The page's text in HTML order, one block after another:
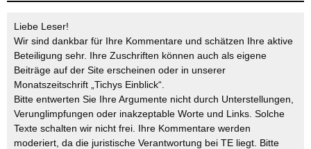
Liebe Leser!
Wir sind dankbar für Ihre Kommentare und schätzen Ihre aktive
Beteiligung sehr. Ihre Zuschriften können auch als eigene
Beiträge auf der Site erscheinen oder in unserer
Monatszeitschrift „Tichys Einblick“.
Bitte entwerten Sie Ihre Argumente nicht durch Unterstellungen,
Verunglimpfungen oder inakzeptable Worte und Links. Solche
Texte schalten wir nicht frei. Ihre Kommentare werden
moderiert, da die juristische Verantwortung bei TE liegt. Bitte